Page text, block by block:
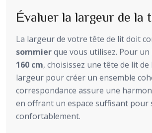
Évaluer la largeur de la
La largeur de votre tête de lit doit
sommierque vous utilisez. Pour
160 cm, choisissez une tête de lit de
largeur pour créer un ensemble
correspondance assure une
en offrant un espace suffisant pour
confortablement.